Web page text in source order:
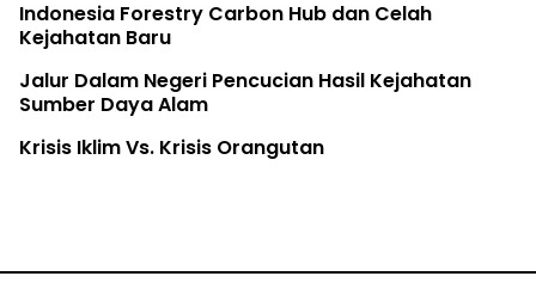
Indonesia Forestry Carbon Hub dan Celah
Kejahatan Baru
Jalur Dalam Negeri Pencucian Hasil Kejahatan
Sumber Daya Alam
Krisis Iklim Vs. Krisis Orangutan